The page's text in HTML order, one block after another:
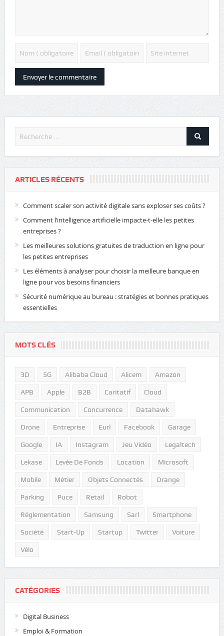
ARTICLES RÉCENTS
Comment scaler son activité digitale sans exploser ses coûts ?
Comment l’intelligence artificielle impacte-t-elle les petites
entreprises ?
Les meilleures solutions gratuites de traduction en ligne pour
les petites entreprises
Les éléments à analyser pour choisir la meilleure banque en
ligne pour vos besoins financiers
Sécurité numérique au bureau : stratégies et bonnes pratiques
essentielles
MOTS CLÉS
3D 5G Alibaba Cloud Alicem Amazon
APB Apple B2B Caritatif Cloud
Communication Concurrence Datahawk
Drone Entreprise Eurl Facebook Garage
Google IA Instagram Jeu Vidéo Legaltech
Lekase Levée De Fonds Location Microsoft
Mobile Métier Objets Connectés Orange
Parking Puce Retail Robot
Réglementation Samsung Sarl Smartphone
Société Start-Up Startup Twitter Voiture
Vélo
CATÉGORIES
Digital Business
Emploi & Formation